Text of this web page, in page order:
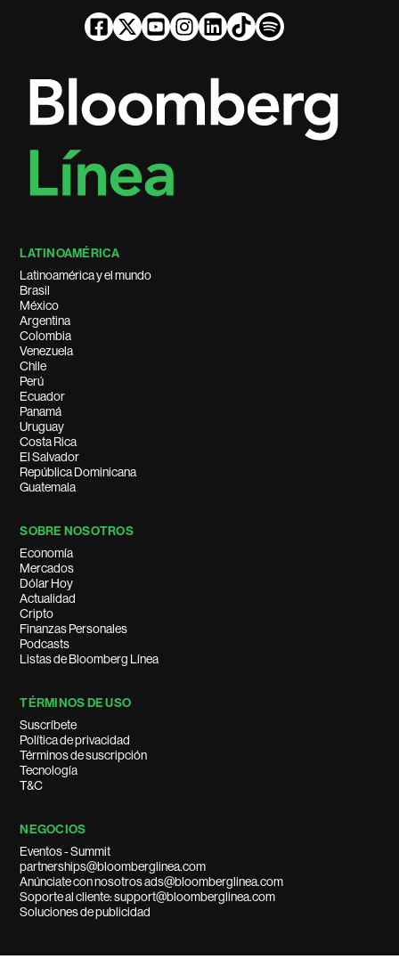
LATINOAMÉRICA
Latinoamérica y el mundo
Brasil
México
Argentina
Colombia
Venezuela
Chile
Perú
Ecuador
Panamá
Uruguay
Costa Rica
El Salvador
República Dominicana
Guatemala
SOBRE NOSOTROS
Economía
Mercados
Dólar Hoy
Actualidad
Cripto
Finanzas Personales
Podcasts
Listas de Bloomberg Línea
TÉRMINOS DE USO
Suscríbete
Política de privacidad
Términos de suscripción
Tecnología
T&C
NEGOCIOS
Eventos - Summit
partnerships@bloomberglinea.com
Anúnciate con nosotros ads@bloomberglinea.com
Soporte al cliente: support@bloomberglinea.com
Soluciones de publicidad